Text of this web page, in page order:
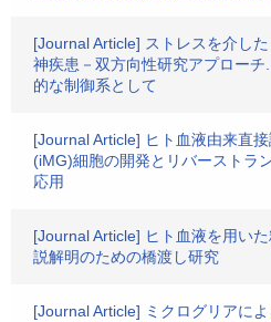
[Journal Article] ストレスを介し
神疾患－双方向性研究アプロー
的な制御系として
[Journal Article] ヒト血液由来直
(iMG)細胞の開発とリバーストラ
応用
[Journal Article] ヒト血液を用い
説解明のための橋渡し研究
[Journal Article] ミクログリアに